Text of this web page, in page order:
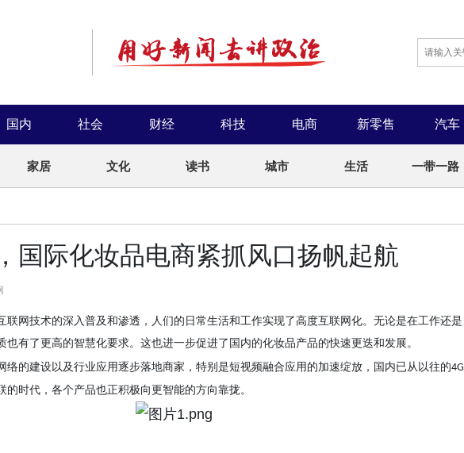
国内 社会 财经 科技 电商 新零售 汽车
家居 文化 读书 城市 生活 一带一路
国际化妆品电商紧抓风口扬帆起航
联网技术的深入普及和渗透，人们的日常生活和工作实现了高度互联网化。无论是在工作还是
也有了更高的智慧化要求。这也进一步促进了国内的化妆品产品的快速更迭和发展。
络的建设以及行业应用逐步落地商家，特别是短视频融合应用的加速绽放，国内已从以往的4G
时代，各个产品也正积极向更智能的方向靠拢。